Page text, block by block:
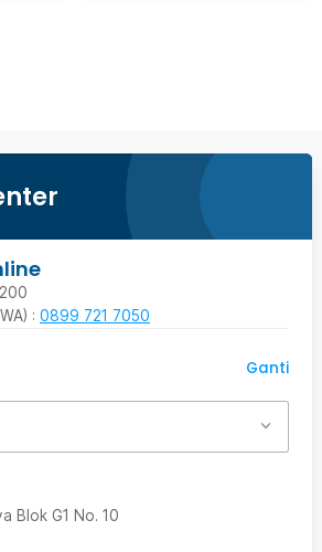
: 0899 721 7050
Ganti
Blok G1 No. 10